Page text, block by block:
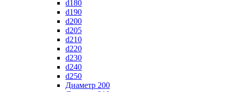
d180
d190
d200
d205
d210
d220
d230
d240
d250
Диаметр 200